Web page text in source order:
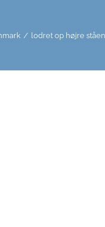
/ lodret op højre